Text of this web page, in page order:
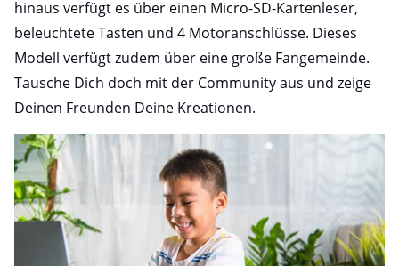
hinaus verfügt es über einen Micro-SD-Kartenleser,
beleuchtete Tasten und 4 Motoranschlüsse. Dieses
Modell verfügt zudem über eine große Fangemeinde.
Tausche Dich doch mit der Community aus und zeige
Deinen Freunden Deine Kreationen.